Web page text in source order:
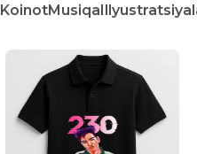
KoinotMusiqa